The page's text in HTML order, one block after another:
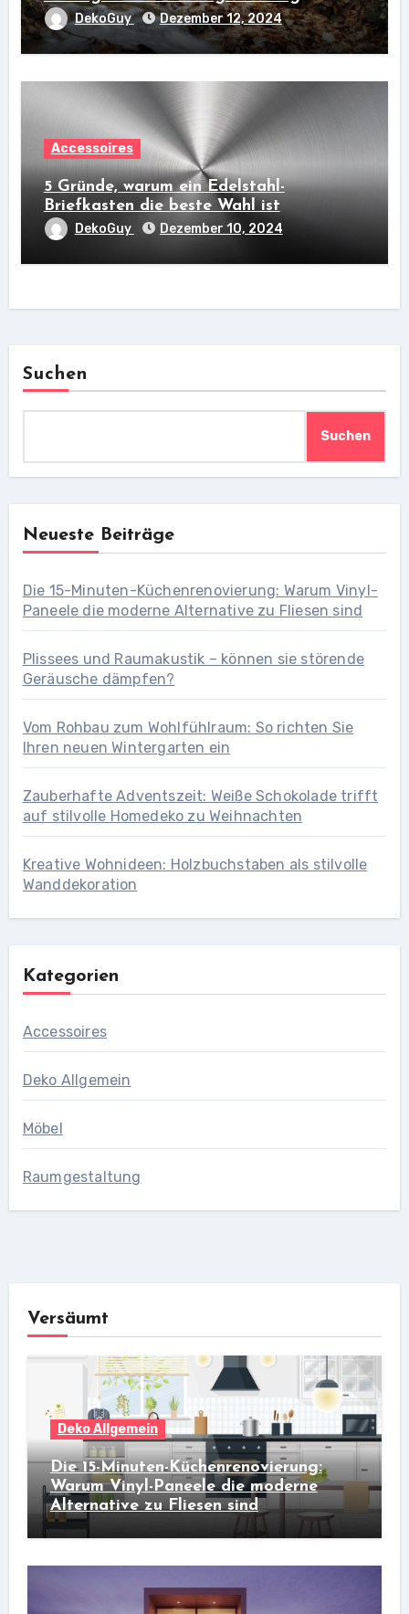
DekoGuy Dezember 12, 2024
Accessoires
5 Gründe, warum ein Edelstahl-
Briefkasten die beste Wahl ist
DekoGuy Dezember 10, 2024
Suchen
Suchen
Neueste Beiträge
Die 15-Minuten-Küchenrenovierung: Warum Vinyl-
Paneele die moderne Alternative zu Fliesen sind
Plissees und Raumakustik – können sie störende
Geräusche dämpfen?
Vom Rohbau zum Wohlfühlraum: So richten Sie
Ihren neuen Wintergarten ein
Zauberhafte Adventszeit: Weiße Schokolade trifft
auf stilvolle Homedeko zu Weihnachten
Kreative Wohnideen: Holzbuchstaben als stilvolle
Wanddekoration
Kategorien
Accessoires
Deko Allgemein
Möbel
Raumgestaltung
Versäumt
Deko Allgemein
Die 15-Minuten-Küchenrenovierung:
Warum Vinyl-Paneele die moderne
Alternative zu Fliesen sind